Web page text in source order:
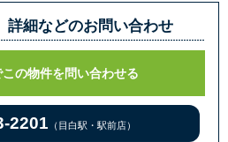
詳細などのお問い合わせ
この物件を問い合わせる
2201 （目白駅・駅前店）